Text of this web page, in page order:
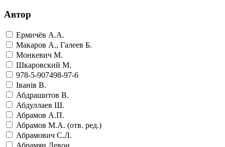
Автор
Ермичёв А.А.
Макаров А., Галеев Б.
Монкевич М.
Шкаровский М.
978-5-907498-97-6
Iванiв В.
Абдрашитов В.
Абдуллаев Ш.
Абрамов А.П.
Абрамов М.А. (отв. ред.)
Абрамович С.Л.
Абрамян Левон